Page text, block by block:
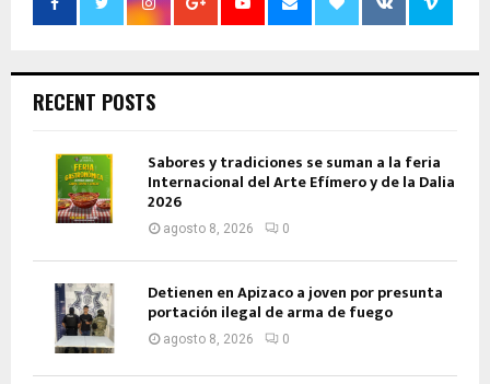
RECENT POSTS
Sabores y tradiciones se suman a la feria
Internacional del Arte Efímero y de la Dalia
2026
agosto 8, 2026 0
Detienen en Apizaco a joven por presunta
portación ilegal de arma de fuego
agosto 8, 2026 0